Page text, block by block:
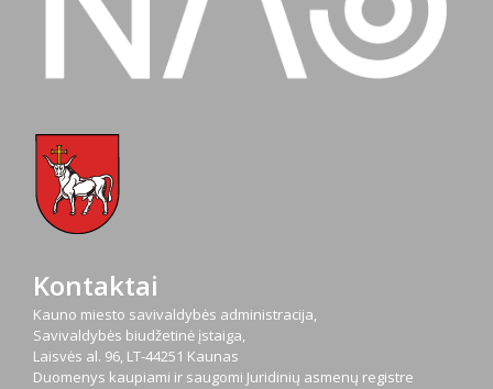
Kontaktai
Kauno miesto savivaldybės administracija,
Savivaldybės biudžetinė įstaiga,
Laisvės al. 96, LT-44251 Kaunas
Duomenys kaupiami ir saugomi Juridinių asmenų registre